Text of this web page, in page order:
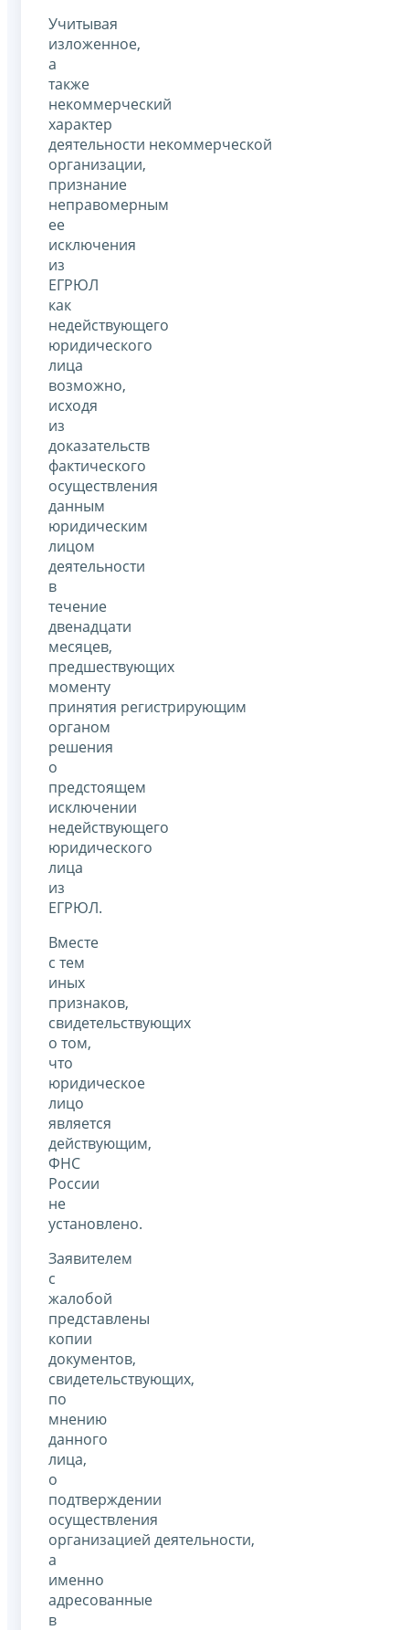
Учитывая
изложенное,
а
также
некоммерческий
характер
деятельности некоммерческой
организации,
признание
неправомерным
ее
исключения
из
ЕГРЮЛ
как
недействующего
юридического
лица
возможно,
исходя
из
доказательств
фактического
осуществления
данным
юридическим
лицом
деятельности
в
течение
двенадцати
месяцев,
предшествующих
моменту
принятия регистрирующим
органом
решения
о
предстоящем
исключении
недействующего
юридического
лица
из
ЕГРЮЛ.
Вместе
с тем
иных
признаков,
свидетельствующих
о том,
что
юридическое
лицо
является
действующим,
ФНС
России
не
установлено.
Заявителем
с
жалобой
представлены
копии
документов,
свидетельствующих,
по
мнению
данного
лица,
о
подтверждении
осуществления
организацией деятельности,
а
именно
адресованные
в